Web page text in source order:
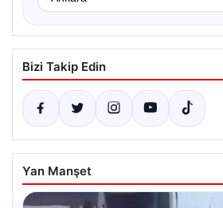
Bizi Takip Edin
Yan Manşet